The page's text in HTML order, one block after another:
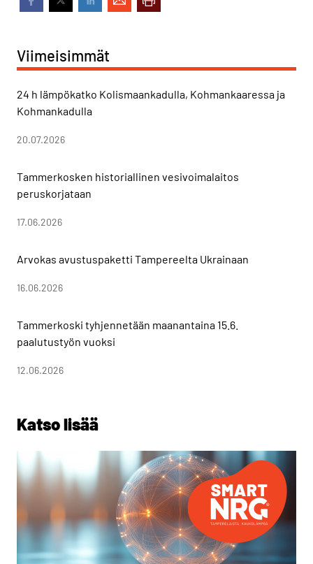
Viimeisimmät
24 h lämpökatko Kolismaankadulla, Kohmankaaressa ja
Kohmankadulla
20.07.2026
Tammerkosken historiallinen vesivoimalaitos
peruskorjataan
17.06.2026
Arvokas avustuspaketti Tampereelta Ukrainaan
16.06.2026
Tammerkoski tyhjennetään maanantaina 15.6.
paalutustyön vuoksi
12.06.2026
Katso lisää